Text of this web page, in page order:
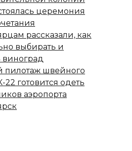
церемония
рассказали, как
выбирать и
виноград
швейного
22 готовится одеть
аэропорта